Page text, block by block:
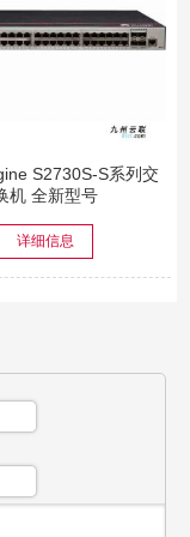
S2730S-S系列交
机 全新型号
详细信息